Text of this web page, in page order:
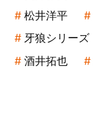
松井洋平
牙狼シリーズ
酒井拓也